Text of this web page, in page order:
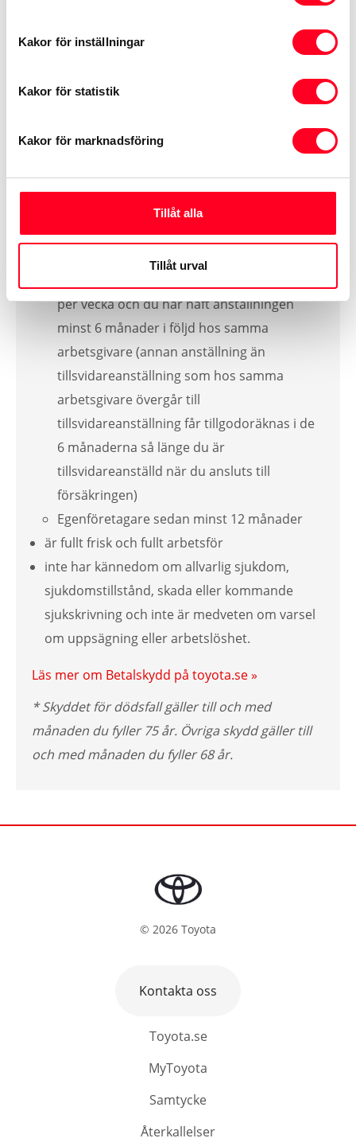
Kakor för inställningar
Kakor för statistik
Kakor för marknadsföring
Tillåt alla
Tillåt urval
Betalskydd kan tecknas
Toyota Financial Services
har fyllt 18 men inte 67 år*
har en av följande anställningsformer:
per vecka och du har haft anställningen
minst 6 månader i följd hos samma
arbetsgivare (annan anställning än
tillsvidareanställning som hos samma
arbetsgivare övergår till
tillsvidareanställning får tillgodoräknas i de
6 månaderna så länge du är
tillsvidareanställd när du ansluts till
försäkringen)
Egenföretagare sedan minst 12 månader
är fullt frisk och fullt arbetsför
inte har kännedom om allvarlig sjukdom,
sjukdomstillstånd, skada eller kommande
sjukskrivning och inte är medveten om varsel
om uppsägning eller arbetslöshet.
Läs mer om Betalskydd på toyota.se »
* Skyddet för dödsfall gäller till och med
månaden du fyller 75 år. Övriga skydd gäller till
och med månaden du fyller 68 år.
© 2026 Toyota
Toyota.se
MyToyota
Samtycke
Återkallelser
Kontakta oss